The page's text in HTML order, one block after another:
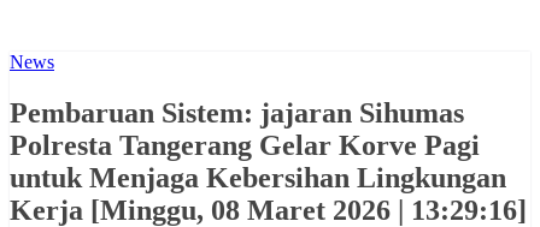
News
Pembaruan Sistem: jajaran Sihumas
Polresta Tangerang Gelar Korve Pagi
untuk Menjaga Kebersihan Lingkungan
Kerja [Minggu, 08 Maret 2026 | 13:29:16]